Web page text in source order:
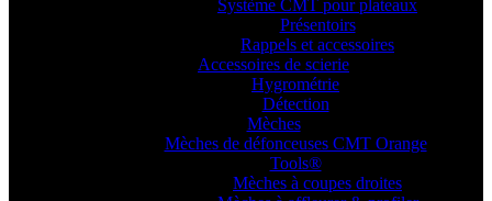
Système CMT pour plateaux
Présentoirs
Rappels et accessoires
Accessoires de scierie
Hygrométrie
Détection
Mèches
Mèches de défonceuses CMT Orange
Tools®
Mèches à coupes droites